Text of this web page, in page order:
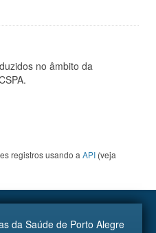
no âmbito da
registros usando a API (veja
da Saúde de Porto Alegre